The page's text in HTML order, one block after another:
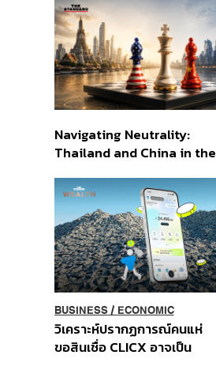
ส่วนยุทธศาสตร์ไทย –
อินโดนีเซีย
Navigating Neutrality:
Thailand and China in the
Order
BUSINESS/ ECONOMIC
วิเคราะห์ปรากฏการณ์คนแห่
ขอสินเชื่อ CLICX อาจเป็น